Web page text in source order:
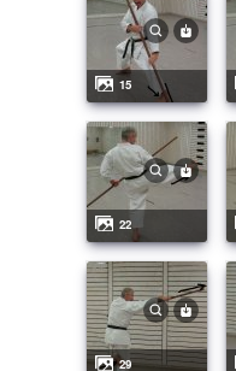
15
22
29